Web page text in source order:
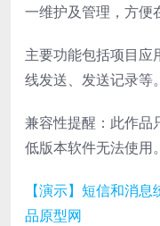
一维护及管理，方便
主要功能包括项目应
线发送、发送记录等。
兼容性提醒：此作品
低版本软件无法使用。
【演示】短信和消
品原型网